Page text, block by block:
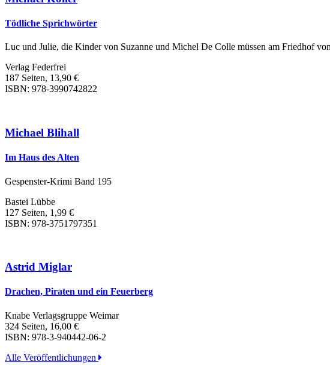
Tödliche Sprichwörter
Luc und Julie, die Kinder von Suzanne und Michel De Colle müssen am Friedhof
Verlag Federfrei
187 Seiten, 13,90 €
ISBN: 978-3990742822
Michael Blihall
Im Haus des Alten
Gespenster-Krimi Band 195
Bastei Lübbe
127 Seiten, 1,99 €
ISBN: 978-3751797351
Astrid Miglar
Drachen, Piraten und ein Feuerberg
Knabe Verlagsgruppe Weimar
324 Seiten, 16,00 €
ISBN: 978-3-940442-06-2
Alle Veröffentlichungen